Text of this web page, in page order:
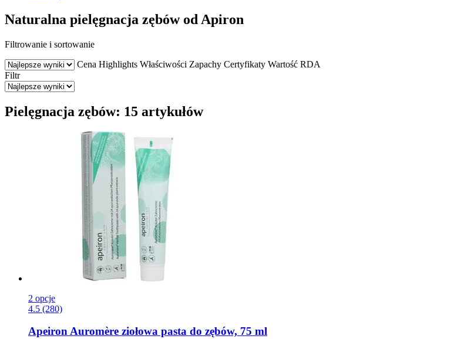
Naturalna pielęgnacja zębów od Apiron
Filtrowanie i sortowanie
Cena Highlights Właściwości Zapachy Certyfikaty Wartość RDA
Filtr
Pielęgnacja zębów: 15 artykułów
2 opcje
4.5 (280)
ApeironAuromère ziołowa pasta do zębów, 75 ml